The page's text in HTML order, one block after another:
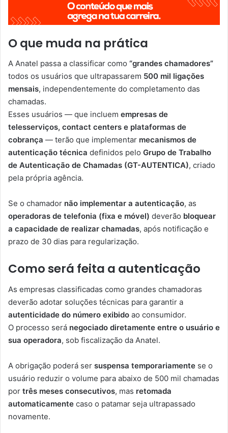
O que muda na prática
A Anatel passa a classificar como “grandes chamadores”
todos os usuários que ultrapassarem 500 mil ligações
mensais, independentemente do completamento das
chamadas.
Esses usuários — que incluem empresas de
telesserviços, contact centers e plataformas de
cobrança — terão que implementar mecanismos de
autenticação técnica definidos pelo Grupo de Trabalho
de Autenticação de Chamadas (GT-AUTENTICA), criado
pela própria agência.
Se o chamador não implementar a autenticação, as
operadoras de telefonia (fixa e móvel) deverão bloquear
a capacidade de realizar chamadas, após notificação e
prazo de 30 dias para regularização.
Como será feita a autenticação
As empresas classificadas como grandes chamadoras
deverão adotar soluções técnicas para garantir a
autenticidade do número exibido ao consumidor.
O processo será negociado diretamente entre o usuário e
sua operadora, sob fiscalização da Anatel.
A obrigação poderá ser suspensa temporariamente se o
usuário reduzir o volume para abaixo de 500 mil chamadas
por três meses consecutivos, mas retomada
automaticamente caso o patamar seja ultrapassado
novamente.